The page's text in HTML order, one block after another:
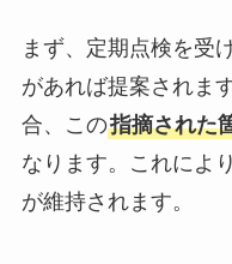
まず、定期点検を受
があれば提案されま
合、この指摘された
なります。これによ
が維持されます。